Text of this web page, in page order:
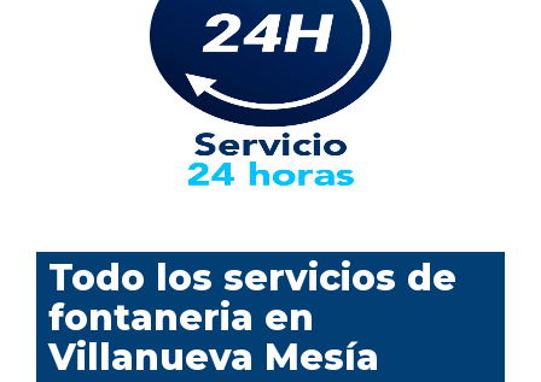
Todo los servicios de
fontaneria en
Villanueva Mesía